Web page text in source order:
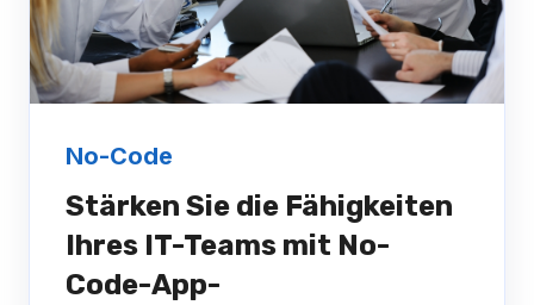
No-Code
Stärken Sie die Fähigkeiten
Ihres IT-Teams mit No-
Code-App-